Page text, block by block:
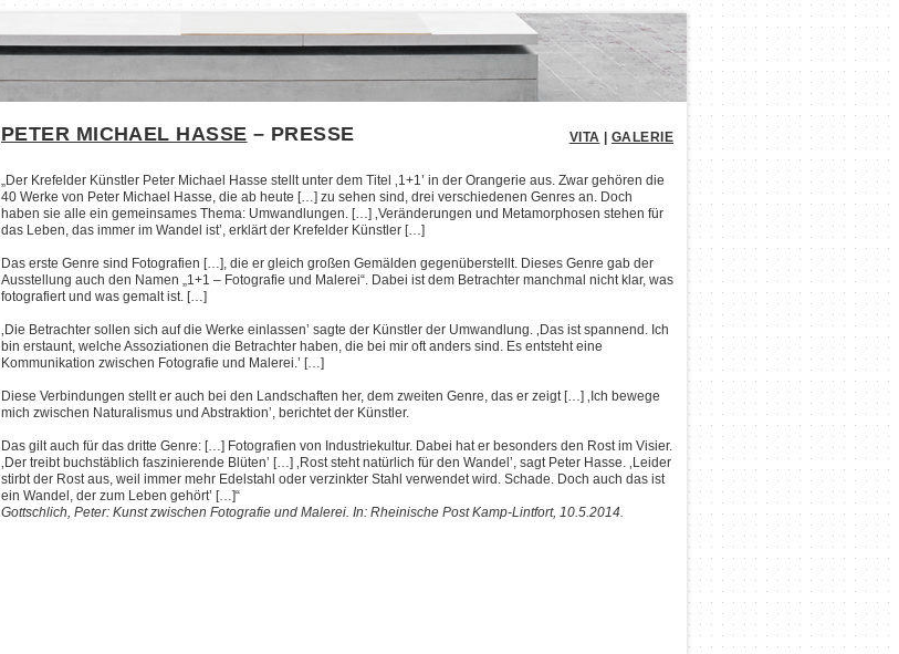
PETER MICHAEL HASSE – PRESSE VITA GALERIE
„Der Krefelder Künstler Peter Michael Hasse stellt unter dem Titel ‚1+1’ in der Orangerie aus. Zwar gehören die
40 Werke von Peter Michael Hasse, die ab heute […] zu sehen sind, drei verschiedenen Genres an. Doch
haben sie alle ein gemeinsames Thema: Umwandlungen. […] ‚Veränderungen und Metamorphosen stehen für
das Leben, das immer im Wandel ist’, erklärt der Krefelder Künstler […]
Das erste Genre sind Fotografien […], die er gleich großen Gemälden gegenüberstellt. Dieses Genre gab der
Ausstellung auch den Namen „1+1 – Fotografie und Malerei“. Dabei ist dem Betrachter manchmal nicht klar, was
fotografiert und was gemalt ist. […]
‚Die Betrachter sollen sich auf die Werke einlassen’ sagte der Künstler der Umwandlung. ‚Das ist spannend. Ich
bin erstaunt, welche Assoziationen die Betrachter haben, die bei mir oft anders sind. Es entsteht eine
Kommunikation zwischen Fotografie und Malerei.’ […]
Diese Verbindungen stellt er auch bei den Landschaften her, dem zweiten Genre, das er zeigt […] ‚Ich bewege
mich zwischen Naturalismus und Abstraktion’, berichtet der Künstler.
Das gilt auch für das dritte Genre: […] Fotografien von Industriekultur. Dabei hat er besonders den Rost im Visier.
‚Der treibt buchstäblich faszinierende Blüten’ […] ‚Rost steht natürlich für den Wandel’, sagt Peter Hasse. ‚Leider
stirbt der Rost aus, weil immer mehr Edelstahl oder verzinkter Stahl verwendet wird. Schade. Doch auch das ist
ein Wandel, der zum Leben gehört’ […]“
Gottschlich, Peter: Kunst zwischen Fotografie und Malerei. In: Rheinische Post Kamp-Lintfort, 10.5.2014.